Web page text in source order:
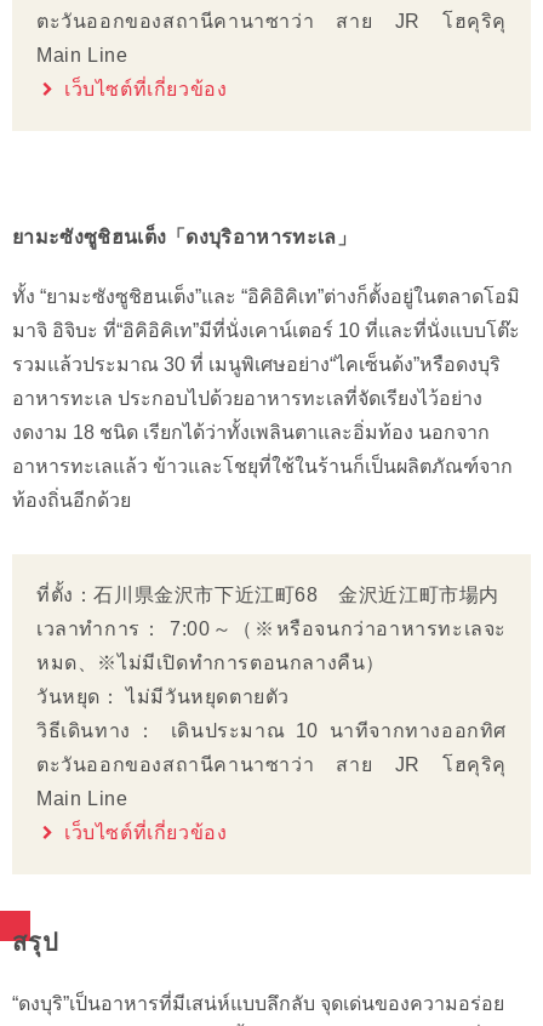
ตะวันออกของสถานีคานาซาว่า สาย JR โฮคุริคุ
Main Line
เว็บไซต์ที่เกี่ยวข้อง
ยามะซังซูชิฮนเต็ง「ดงบุริอาหารทะเล」
ทั้ง “ยามะซังซูชิฮนเต็ง”และ “อิคิอิคิเท”ต่างก็ตั้งอยู่ในตลาดโอมิ
มาจิ อิจิบะ ที่“อิคิอิคิเท”มีที่นั่งเคาน์เตอร์ 10 ที่และที่นั่งแบบโต๊ะ
รวมแล้วประมาณ 30 ที่ เมนูพิเศษอย่าง“ไคเซ็นด้ง”หรือดงบุริ
อาหารทะเล ประกอบไปด้วยอาหารทะเลที่จัดเรียงไว้อย่าง
งดงาม 18 ชนิด เรียกได้ว่าทั้งเพลินตาและอิ่มท้อง นอกจาก
อาหารทะเลแล้ว ข้าวและโชยุที่ใช้ในร้านก็เป็นผลิตภัณฑ์จาก
ท้องถิ่นอีกด้วย
ที่ตั้ง：石川県金沢市下近江町68 金沢近江町市場内
เวลาทำการ： 7:00～（※หรือจนกว่าอาหารทะเลจะ
หมด、※ไม่มีเปิดทำการตอนกลางคืน）
วันหยุด： ไม่มีวันหยุดตายตัว
วิธีเดินทาง： เดินประมาณ 10 นาทีจากทางออกทิศ
ตะวันออกของสถานีคานาซาว่า สาย JR โฮคุริคุ
Main Line
เว็บไซต์ที่เกี่ยวข้อง
สรุป
“ดงบุริ”เป็นอาหารที่มีเสน่ห์แบบลึกลับ จุดเด่นของความอร่อย